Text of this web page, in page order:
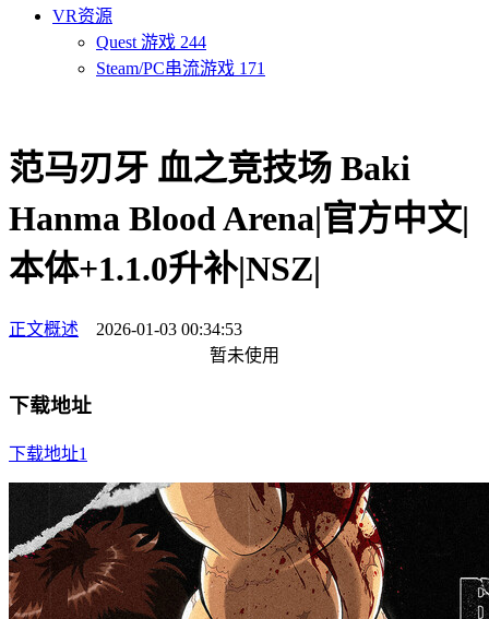
VR资源
Quest 游戏 244
Steam/PC串流游戏 171
范马刃牙 血之竞技场 Baki
Hanma Blood Arena|官方中文|
本体+1.1.0升补|NSZ|
正文概述
2026-01-03 00:34:53
暂未使用
下载地址
下载地址1